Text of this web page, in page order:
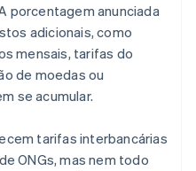
porcentagem anunciada
adicionais, como
mensais, tarifas do
de moedas ou
se acumular.
tarifas interbancárias
ONGs, mas nem todo